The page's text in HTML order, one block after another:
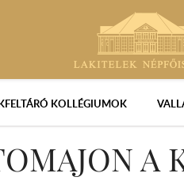
KOLLÉGIUMOK
A